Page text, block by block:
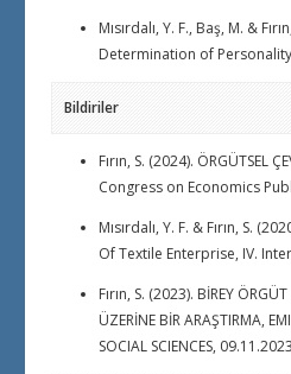
Mısırdalı, Y. F., Baş, M. &
Determination of
Bildiriler
Fırın, S. (2024). ÖRGÜTSEL
Congress on Economics
Mısırdalı, Y. F. & Fırın, S.
Of Textile Enterprise, IV.
Fırın, S. (2023). BİREY
ÜZERİNE BİR ARAŞTIRMA,
SOCIAL SCIENCES,